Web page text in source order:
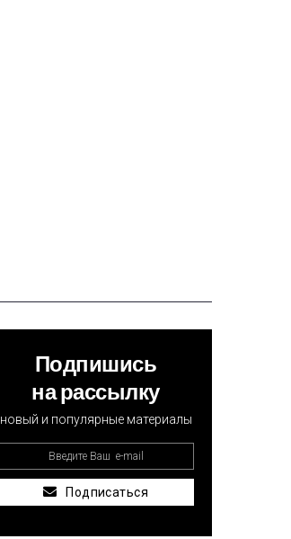
Подпишись
на рассылку
новый и популярные материалы
Подписаться